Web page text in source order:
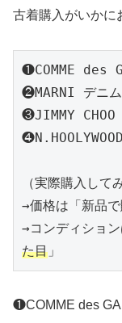
古着購入がいかに
❶COMME des
❷MARNI デニム
❸JIMMY CHOO
（実際購入して
→価格は「新品
→コンディショ
た目 」
❶COMME des